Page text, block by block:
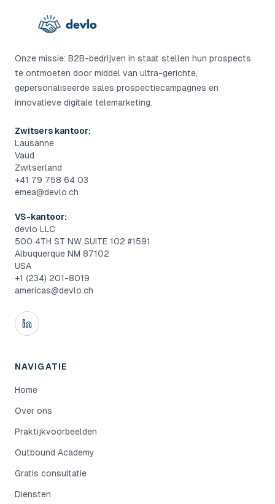
Onze missie: B2B-bedrijven in staat stellen hun prospects
te ontmoeten door middel van ultra-gerichte,
gepersonaliseerde sales prospectiecampagnes en
innovatieve digitale telemarketing.
Zwitsers kantoor:
Lausanne
Vaud
Zwitserland
+41 79 758 64 03
emea@devlo.ch
VS-kantoor:
devlo LLC
500 4TH ST NW SUITE 102 #1591
Albuquerque NM 87102
USA
+1 (234) 201-8019
americas@devlo.ch
NAVIGATIE
Home
Over ons
Praktijkvoorbeelden
Outbound Academy
Gratis consultatie
Diensten